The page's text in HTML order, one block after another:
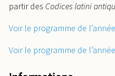
partir des Codices latini
Voir le programme de
Voir le programme de